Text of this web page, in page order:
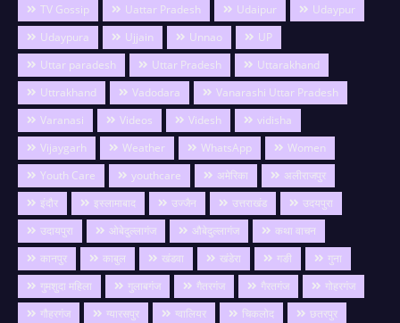
TV Gossip
Uattar Pradesh Udaipur
Udaypur
Udaypura
Ujjain Unnao
UP
Uttar paradesh
Uttar Pradesh
Uttarakhand
Uttrakhand
Vadodara
Vanarashi Uttar Pradesh
Varanasi
Videos Videsh
vidisha
Vijaygarh
Weather WhatsApp
Women
Youth Care
youthcare अमेरिका
अलीराजपुर
इंदौर
इस्लामाबाद उज्जैन उत्तराखंड
उदयपुरा
उदायपुरा
ओबेदुल्लागंज औबेदुल्लागंज
कथा वाचन
कानपुर
काबुल खंडवा खंडेरा गङी
गुना
गुमशुदा महिला
गुलाबगंज गैतरगंज गैरतगंज
गोहरगंज
गौहरगंज
ग्यारसपुर ग्वालियर चिकलोद छतरपुर